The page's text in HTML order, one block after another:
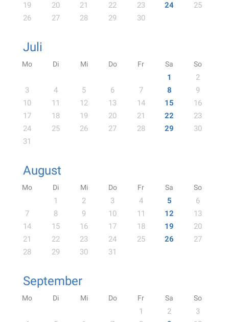
19
20 21 22 23 24
25
26
27 28 29 30
Juli
Mo Di Mi Do Fr Sa So
1
2
3
4 5 6 7 8
9
10
11 12 13 14 15
16
17
18 19 20 21 22
23
24
25 26 27 28 29
30
31
August
Mo Di Mi Do Fr Sa So
1 2 3 4 5
6
7
8 9 10 11 12
13
14
15 16 17 18 19
20
21
22 23 24 25 26
27
28
29 30 31
September
Mo Di Mi Do Fr Sa So
1 2
3